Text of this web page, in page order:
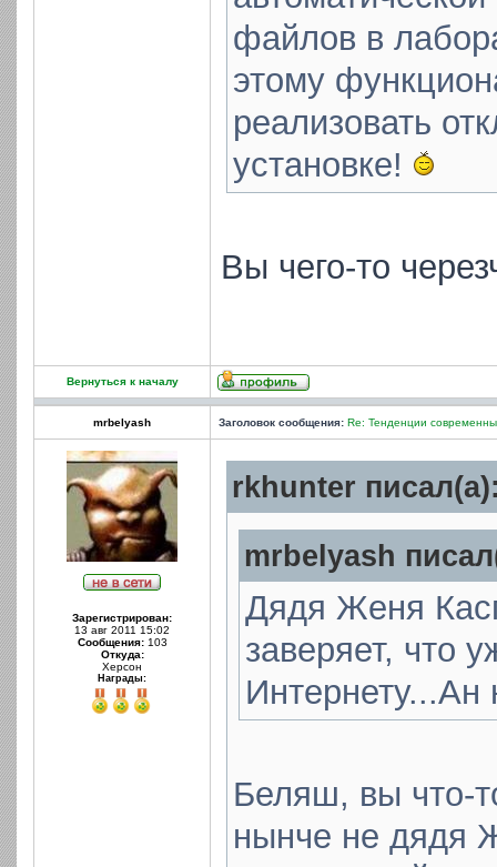
файлов в
этому
реализовать
установке!
Вы чего-то
Вернуться к началу
mrbelyash Заголовок сообщения: Re: Тенденции
Зарегистрирован:
13 авг 2011 15:02
Сообщения:103
Откуда:
Херсон
Награды:
rkhunter
mrbelyash
Дядя Женя
заверяет, что
Беляш, вы что-
нынче не дядя